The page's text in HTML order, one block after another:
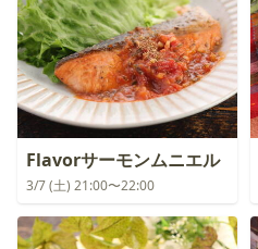
Flavorサーモンムニエル
3/7 (土) 21:00〜22:00